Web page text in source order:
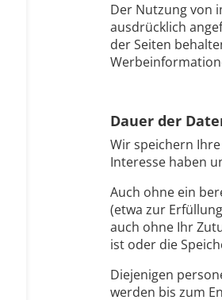
Der Nutzung von
ausdrücklich
der Seiten
Dauer der
Wir speichern
Interesse haben
Auch ohne ein
(etwa zur
auch ohne Ihr
ist oder die
Diejenigen
werden bis zum